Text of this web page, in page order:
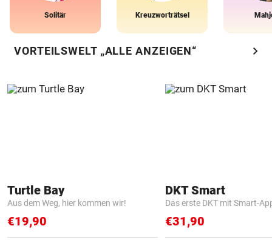
Solitär Kreuzworträtsel
VORTEILSWELT „ALLE ANZEIGEN“ chevron_right
Turtle Bay
Aus dem Weg, hier kommen wir!
€19,90
DKT Smart
Das erste DKT mit Smart-
€31,90